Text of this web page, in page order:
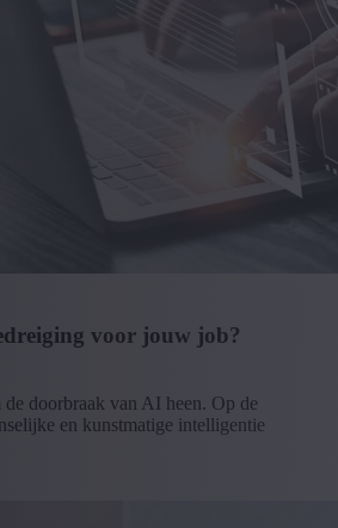
voor jouw job?
doorbraak van AI heen. Op de
en kunstmatige intelligentie